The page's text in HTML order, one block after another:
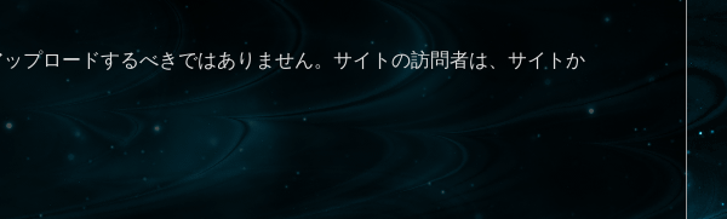
プロードするべきではありません。サイトの訪問者は、サイトか